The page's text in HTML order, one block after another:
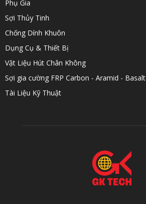
Phụ Gia
Sợi Thủy Tinh
Chống Dính Khuôn
Dụng Cụ & Thiết Bị
Vật Liệu Hút Chân Không
Sợi gia cường FRP Carbon - Aramid - Basalt
Tài Liệu Kỹ Thuật